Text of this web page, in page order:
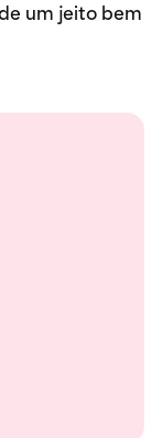
um jeito bem